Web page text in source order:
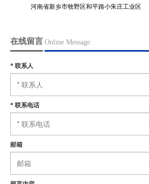
河南省新乡市牧野区和平路小朱庄工业区
在线留言 Online Message
* 联系人
* 联系电话
邮箱